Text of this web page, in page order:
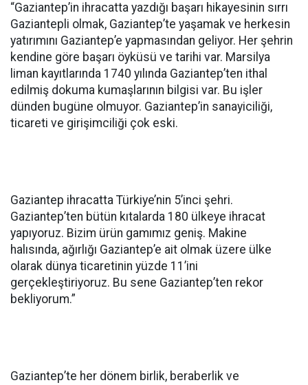
“Gaziantep’in ihracatta yazdığı başarı hikayesinin sırrı
Gaziantepli olmak, Gaziantep’te yaşamak ve herkesin
yatırımını Gaziantep’e yapmasından geliyor. Her şehrin
kendine göre başarı öyküsü ve tarihi var. Marsilya
liman kayıtlarında 1740 yılında Gaziantep’ten ithal
edilmiş dokuma kumaşlarının bilgisi var. Bu işler
dünden bugüne olmuyor. Gaziantep’in sanayiciliği,
ticareti ve girişimciliği çok eski.
Gaziantep ihracatta Türkiye’nin 5’inci şehri.
Gaziantep’ten bütün kıtalarda 180 ülkeye ihracat
yapıyoruz. Bizim ürün gamımız geniş. Makine
halısında, ağırlığı Gaziantep’e ait olmak üzere ülke
olarak dünya ticaretinin yüzde 11’ini
gerçekleştiriyoruz. Bu sene Gaziantep’ten rekor
bekliyorum.”
Gaziantep’te her dönem birlik, beraberlik ve